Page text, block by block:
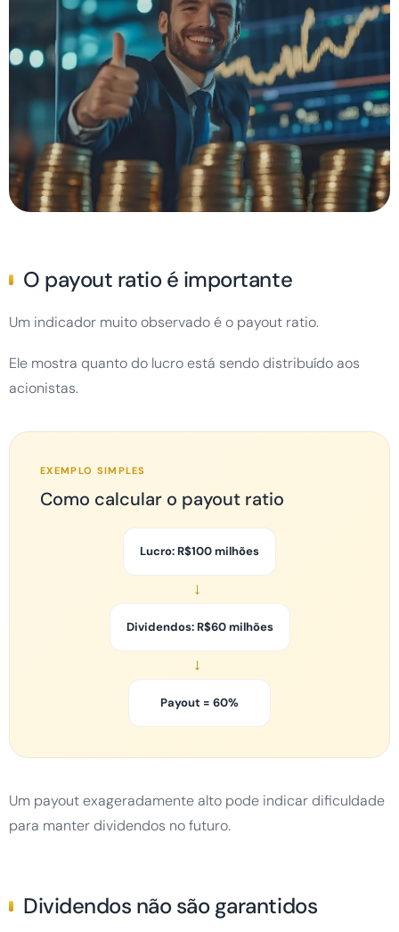
Muitos investidores preferem empresas
durante vários anos, mesmo em cenários
O payout ratio é importante
Um indicador muito observado é o payout ratio.
Ele mostra quanto do lucro está sendo distribuído aos
acionistas.
EXEMPLO SIMPLES
Como calcular o payout ratio
Lucro: R$100 milhões
→
Dividendos: R$60 milhões
→
Payout = 60%
Um payout exageradamente alto pode indicar dificuldade
para manter dividendos no futuro.
Dividendos não são garantidos